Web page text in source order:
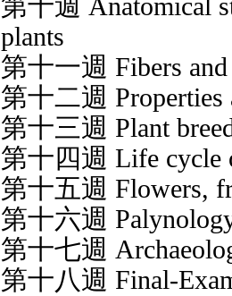
第十週 Anatomical
plants
第十一週 Fibers
第十二週
第十三週 Plant
第十四週 Life cycle
第十五週 Flowers,
第十六週
第十七週
第十八週 Final-